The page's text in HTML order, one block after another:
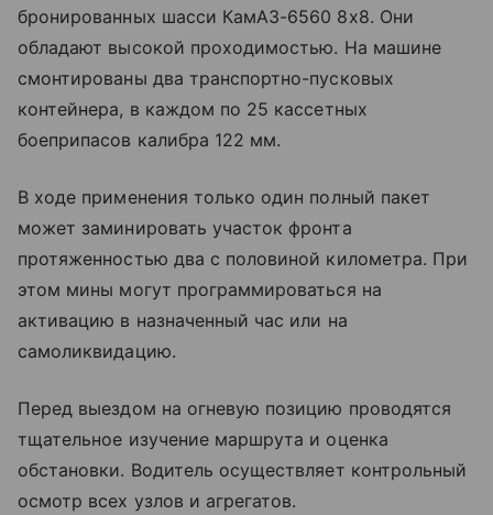
бронированных шасси КамАЗ-6560 8х8. Они
обладают высокой проходимостью. На машине
смонтированы два транспортно-пусковых
контейнера, в каждом по 25 кассетных
боеприпасов калибра 122 мм.
В ходе применения только один полный пакет
может заминировать участок фронта
протяженностью два с половиной километра. При
этом мины могут программироваться на
активацию в назначенный час или на
самоликвидацию.
Перед выездом на огневую позицию проводятся
тщательное изучение маршрута и оценка
обстановки. Водитель осуществляет контрольный
осмотр всех узлов и агрегатов.